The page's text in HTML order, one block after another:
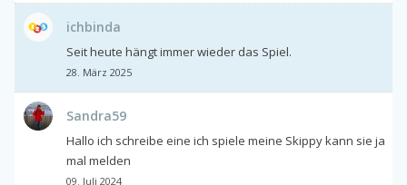
ichbinda
Seit heute hängt immer wieder das Spiel.
28. März 2025
Sandra59
Hallo ich schreibe eine ich spiele meine Skippy kann sie ja
mal melden
09. Juli 2024